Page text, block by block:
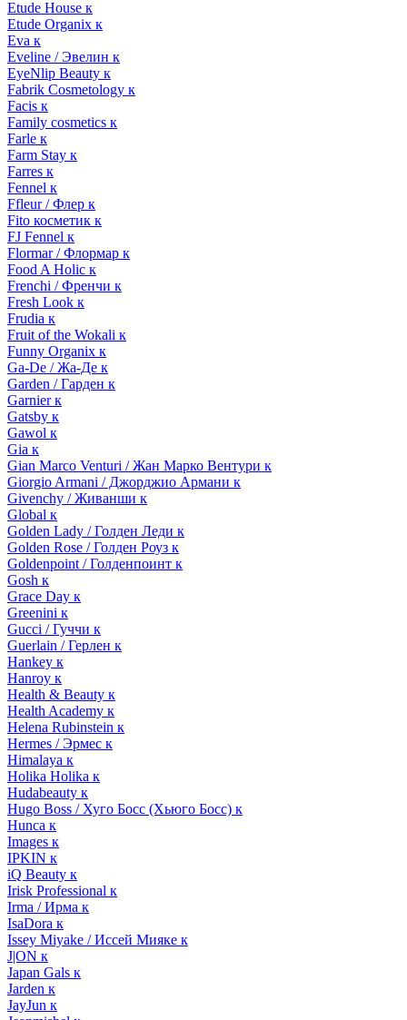
Etude House к
Etude Organix к
Eva к
Eveline / Эвелин к
EyeNlip Beauty к
Fabrik Cosmetology к
Facis к
Family cosmetics к
Farle к
Farm Stay к
Farres к
Fennel к
Ffleur / Флер к
Fito косметик к
FJ Fennel к
Flormar / Флормар к
Food A Holic к
Frenchi / Френчи к
Fresh Look к
Frudia к
Fruit of the Wokali к
Funny Organix к
Ga-De / Жа-Де к
Garden / Гарден к
Garnier к
Gatsby к
Gawol к
Gia к
Gian Marco Venturi / Жан Марко Вентури к
Giorgio Armani / Джорджио Армани к
Givenchy / Живанши к
Global к
Golden Lady / Голден Леди к
Golden Rose / Голден Роуз к
Goldenpoint / Голденпоинт к
Gosh к
Grace Day к
Greenini к
Gucci / Гуччи к
Guerlain / Герлен к
Hankey к
Hanroy к
Health & Beauty к
Health Academy к
Helena Rubinstein к
Hermes / Эрмес к
Himalaya к
Holika Holika к
Hudabeauty к
Hugo Boss / Хуго Босс (Хьюго Босс) к
Hunca к
Images к
IPKIN к
iQ Beauty к
Irisk Professional к
Irma / Ирма к
IsaDora к
Issey Miyake / Иссей Мияке к
J|ON к
Japan Gals к
Jarden к
JayJun к